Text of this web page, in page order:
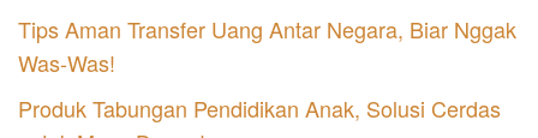
Tips Aman Transfer Uang Antar Negara, Biar Nggak
Was-Was!
Produk Tabungan Pendidikan Anak, Solusi Cerdas